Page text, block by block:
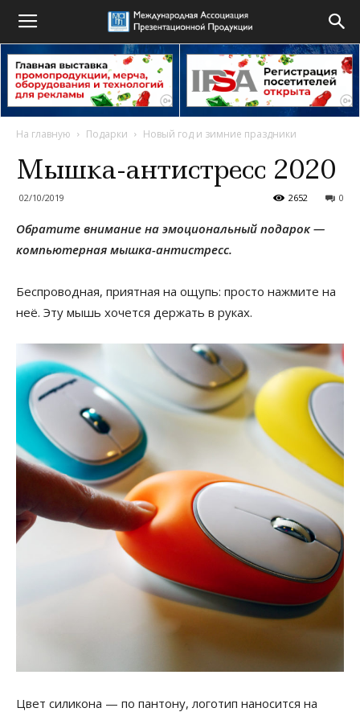
На главную Подарки Новый год и зимние праздники
Мышка-антистресс 2020
02/10/2019 0
2652
Обратите внимание на эмоциональный подарок —
компьютерная мышка-антистресс.
Беспроводная, приятная на ощупь: просто нажмите на
неё. Эту мышь хочется держать в руках.
Цвет силикона — по пантону, логотип наносится на